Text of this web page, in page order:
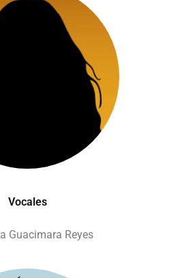
Vocales
Guacimara Reyes